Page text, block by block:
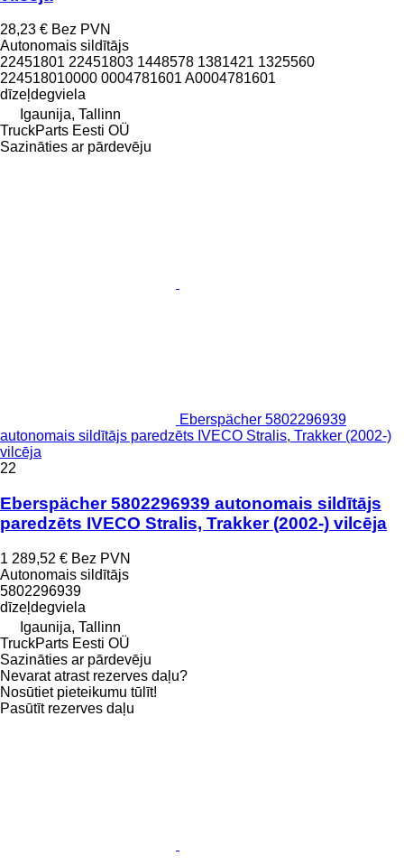
28,23 € Bez PVN
Autonomais sildītājs
22451801 22451803 1448578 1381421 1325560
224518010000 0004781601 A0004781601
dīzeļdegviela
Igaunija, Tallinn
TruckParts Eesti OÜ
Sazināties ar pārdevēju
Eberspächer 5802296939
autonomais sildītājs paredzēts IVECO Stralis, Trakker (2002-)
vilcēja
22
Eberspächer 5802296939 autonomais sildītājs
paredzēts IVECO Stralis, Trakker (2002-) vilcēja
1 289,52 € Bez PVN
Autonomais sildītājs
5802296939
dīzeļdegviela
Igaunija, Tallinn
TruckParts Eesti OÜ
Sazināties ar pārdevēju
Nevarat atrast rezerves daļu?
Nosūtiet pieteikumu tūlīt!
Pasūtīt rezerves daļu